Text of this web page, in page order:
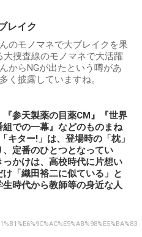
レイク
のモノマネで大ブレイクを果
捜査線のモノマネで大活躍
からNGが出たという噂があ
く披露していますね。
参天製薬の目薬CM』『世界
での一幕』などのものまね
キター!」は、登場時の「枕」
定番のひとつとなってい
かけは、高校時代に片想い
「織田裕二に似ている」と
時代から教師等の身近な人